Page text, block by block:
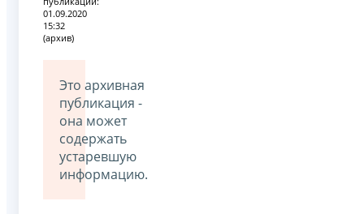
01.09.2020
15:32
(архив)
Это архивная
публикация -
она может
содержать
устаревшую
информацию.